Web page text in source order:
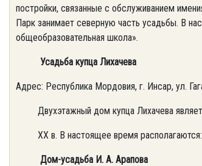
постройки, связанные с обслуживанием
Парк занимает северную часть усадьбы. В
общеобразовательная школа».
Усадьба купца Лихачева
Адрес: Республика Мордовия, г. Инсар, ул.
Двухэтажный дом купца Лихачева
ХХ в. В настоящее время располагаются:
Дом-усадьба И. А. Арапова